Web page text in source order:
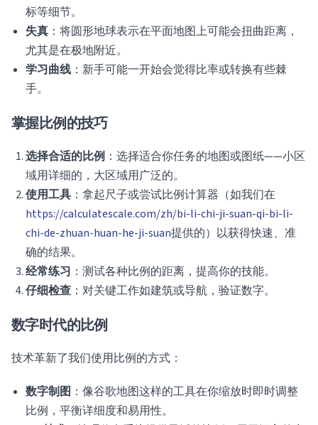
标等细节。
失真 ：将圆形地球表示在平面地图上可能会扭曲距离，
尤其是在极地附近。
学习曲线 ：新手可能一开始会觉得比率或转换有些棘
手。
掌握比例的技巧
选择合适的比例 ：选择适合你任务的地图或图纸——小区
域用详细的，大区域用广泛的。
使用工具 ：拿起尺子或尝试比例计算器（如我们在
https://calculatescale.com/zh/bi-li-chi-ji-suan-qi-bi-li-
chi-de-zhuan-huan-he-ji-suan提供的）以获得快速、准
确的结果。
经常练习 ：测试各种比例的距离，提高你的技能。
仔细检查 ：对关键工作如建筑或导航，验证数字。
数字时代的比例
技术革新了我们使用比例的方式：
数字制图 ：像谷歌地图这样的工具在你缩放时即时调整
比例，平衡详细度和易用性。